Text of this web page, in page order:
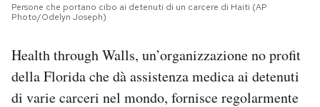
Persone che portano cibo ai detenuti di un carcere di Haiti (AP
Photo/Odelyn Joseph)
Health through Walls, un’organizzazione no profit
della Florida che dà assistenza medica ai detenuti
di varie carceri nel mondo, fornisce regolarmente